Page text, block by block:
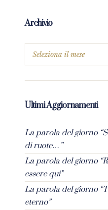
Archivio
Ultimi Aggiornamenti
La parola del giorno
di ruote…”
La parola del giorno
essere qui”
La parola del giorno
eterno”